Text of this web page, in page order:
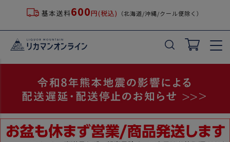
基本送料600円(税込) （北海道/沖縄/クール便除く）